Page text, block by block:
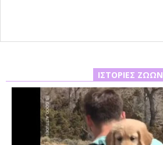
ΙΣΤΟΡΊΕΣ ΖΏΩΝ